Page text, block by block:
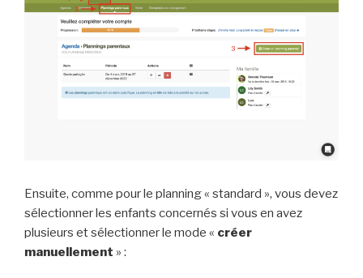
Ensuite, comme pour le planning « standard », vous devez
sélectionner les enfants concernés si vous en avez
plusieurs et sélectionner le mode « créer
manuellement » :